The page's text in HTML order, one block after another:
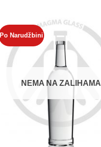
Po Narudžbini
NEMA NA ZALIHAMA